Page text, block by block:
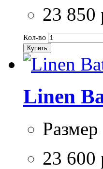
23 850
Кол-во
Купить
Linen
Размер
23 600